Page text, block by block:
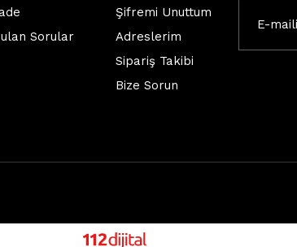
Sorular
Şifremi Unuttum
Adreslerim
Sipariş Takibi
Bize Sorun